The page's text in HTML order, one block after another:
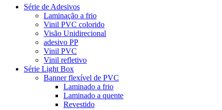
Série de Adesivos
Laminação a frio
Vinil PVC colorido
Visão Unidirecional
adesivo PP
Vinil PVC
Vinil refletivo
Série Light Box
Banner flexível de PVC
Laminado a frio
Laminado a quente
Revestido